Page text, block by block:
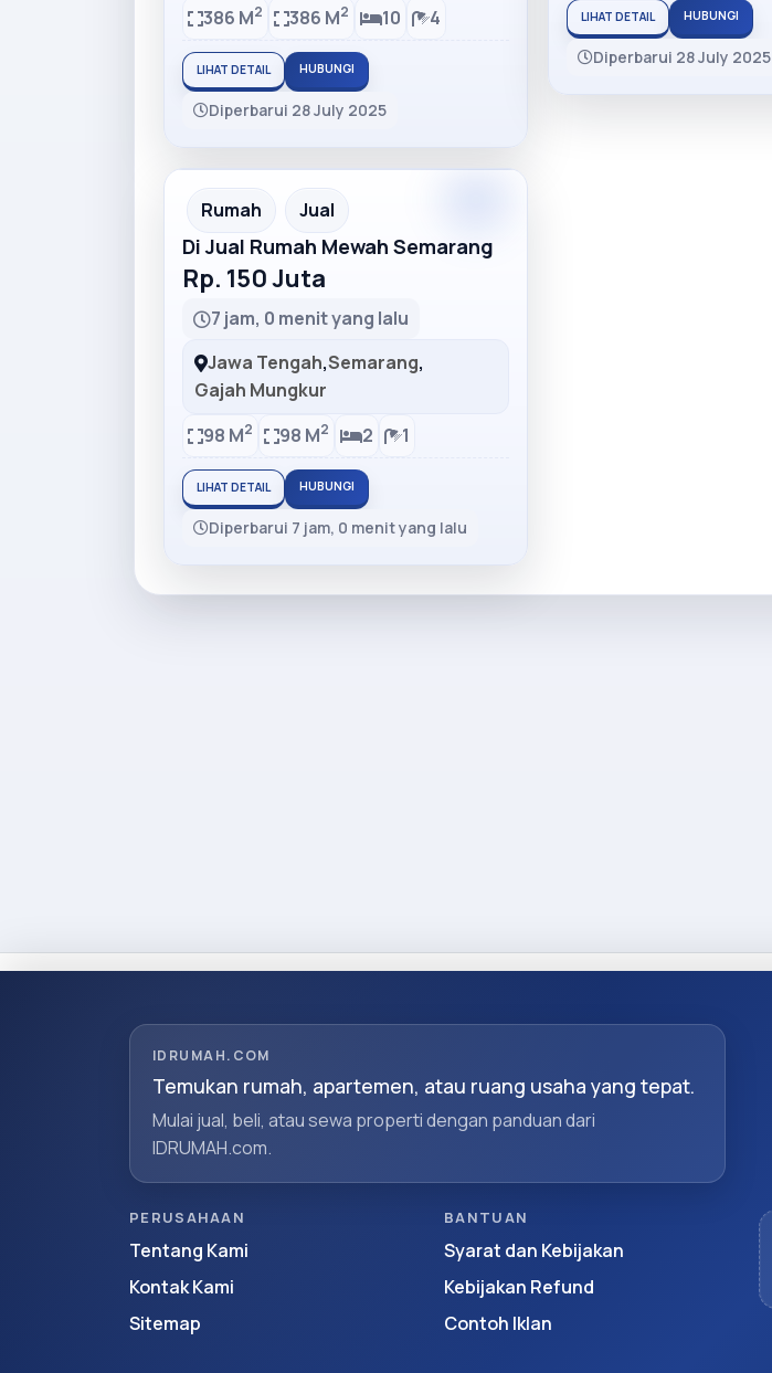
386 M2 386 M2 10 4
LIHAT DETAIL HUBUNGI
Diperbarui 28 July 2025
LIHAT DETAIL HUBUNGI
Diperbarui 28 July 2025
Rumah Jual
Di Jual Rumah Mewah Semarang
Rp. 150 Juta
7 jam, 0 menit yang lalu
Jawa Tengah,Semarang,
Gajah Mungkur
98 M2 98 M2 2 1
LIHAT DETAIL HUBUNGI
Diperbarui 7 jam, 0 menit yang lalu
IDRUMAH.COM
Temukan rumah, apartemen, atau ruang usaha yang tepat.
Mulai jual, beli, atau sewa properti dengan panduan dari
IDRUMAH.com.
PERUSAHAAN
Tentang Kami
Kontak Kami
Sitemap
BANTUAN
Syarat dan Kebijakan
Kebijakan Refund
Contoh Iklan